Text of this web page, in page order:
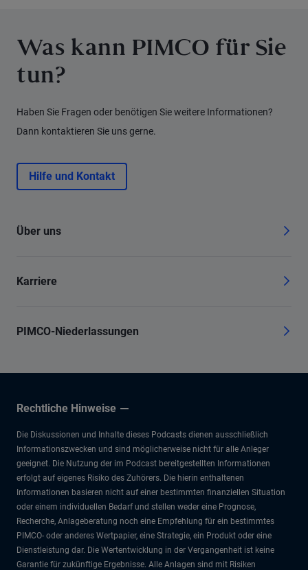
Was kann PIMCO für Sie
tun?
Haben Sie Fragen oder benötigen Sie weitere Informationen?
Dann kontaktieren Sie uns gerne.
Hilfe und Kontakt
Über uns
Karriere
PIMCO-Niederlassungen
Rechtliche Hinweise
Die Diskussionen und Inhalte dieses Podcasts dienen ausschließlich
Informationszwecken und sind möglicherweise nicht für alle Anleger
geeignet. Die Nutzung der im Podcast bereitgestellten Informationen
erfolgt auf eigenes Risiko des Zuhörers. Die hierin enthaltenen
Informationen basieren nicht auf einer bestimmten finanziellen Situation
oder einem individuellen Bedarf und stellen weder eine Prognose,
Recherche, Anlageberatung noch eine Empfehlung für ein bestimmtes
PIMCO- oder anderes Wertpapier, eine Strategie, ein Produkt oder eine
Dienstleistung dar. Die Wertentwicklung in der Vergangenheit ist keine
Garantie für zukünftige Ergebnisse. Alle Anlagen sind mit Risiken